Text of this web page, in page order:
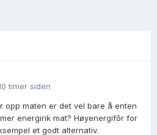
timer siden
opp maten er det vel bare å enten
energirik mat? Høyenergifôr for
et godt alternativ.